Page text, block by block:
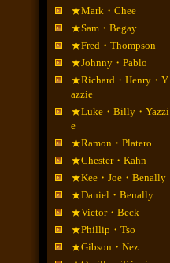
★Mark・Chee
★Sam・Begay
★Fred・Thompson
★Johnny・Pablo
★Richard・Henry・Y
azzie
★Luke・Billy・Yazzi
e
★Ramon・Platero
★Chester・Kahn
★Kee・Joe・Benally
★Daniel・Benally
★Victor・Beck
★Phillip・Tso
★Gibson・Nez